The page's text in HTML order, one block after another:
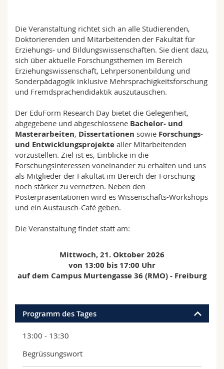
Interfakultär
Doktorierende
Vorlesungsverzeichnis
MyUnifr
Die Veranstaltung richtet sich an alle Studierenden,
Doktorierenden und Mitarbeitenden der Fakultät für
Erziehungs- und Bildungswissenschaften. Sie dient dazu,
sich über aktuelle Forschungsthemen im Bereich
Erziehungswissenschaft, Lehrpersonenbildung und
Sonderpädagogik inklusive Mehrsprachigkeitsforschung
und Fremdsprachendidaktik auszutauschen.
Der EduForm Research Day bietet die Gelegenheit,
abgegebene und abgeschlossene Bachelor- und
Masterarbeiten, Dissertationen sowie Forschungs-
und Entwicklungsprojekte aller Mitarbeitenden
vorzustellen. Ziel ist es, Einblicke in die
Forschungsinteressen voneinander zu erhalten und uns
als Mitglieder der Fakultät im Bereich der Forschung
noch stärker zu vernetzen. Neben den
Posterpräsentationen wird es Wissenschafts-Workshops
und ein Austausch-Café geben.
Die Veranstaltung findet statt am:
Mittwoch, 21. Oktober 2026
von 13:00 bis 17:00 Uhr
auf dem Campus Murtengasse 36 (RMO) - Freiburg
Programm des Tages
13:00 - 13:30
Begrüssungswort